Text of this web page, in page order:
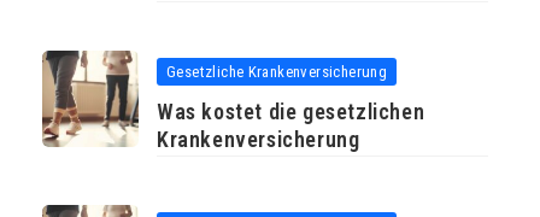
Gesetzliche Krankenversicherung
Was kostet die gesetzlichen
Krankenversicherung